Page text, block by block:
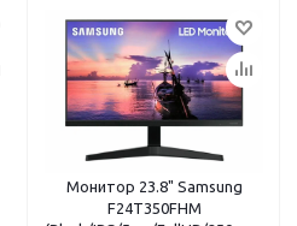
Монитор 23.8" Samsung
F24T350FHM